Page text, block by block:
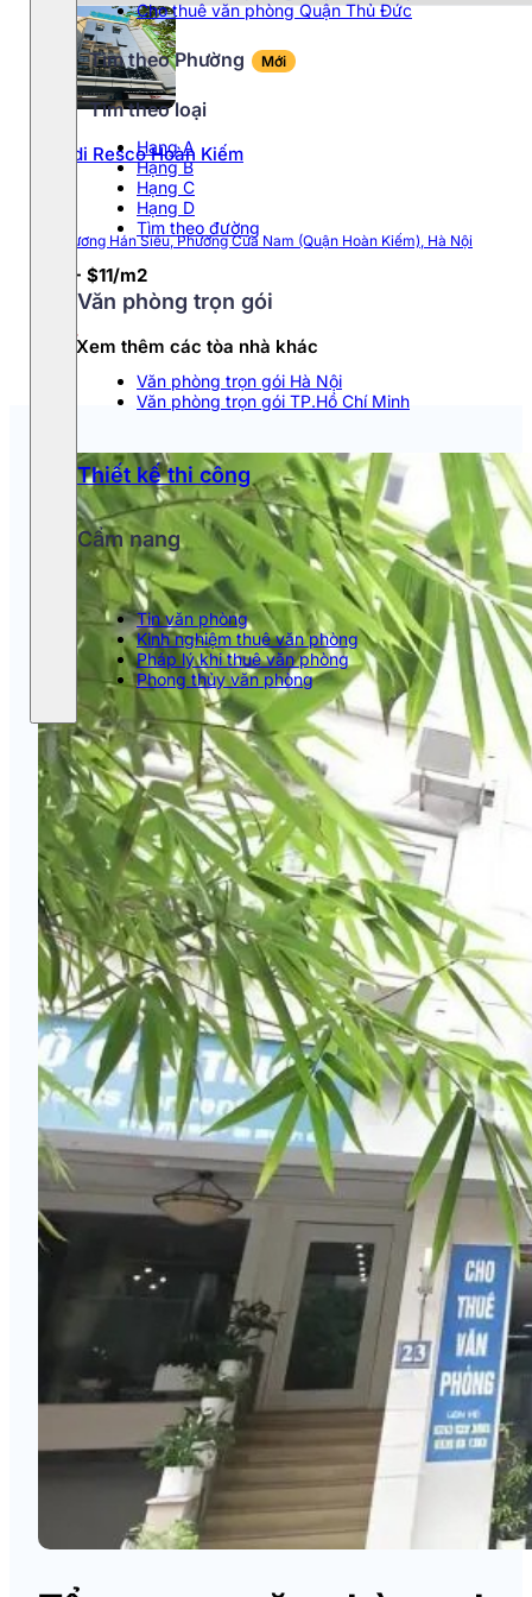
Cho thuê văn phòng Quận Thủ Đức
Tìm theo Phường Mới
Tìm theo loại
Hang A
Hạng B
Hạng C
Hạng D
Tìm theo đường
Văn phòng trọn gói
Văn phòng trọn gói Hà Nội
Văn phòng trọn gói TP.Hồ Chí Minh
Thiết kế thi công
Cẩm nang
Tin văn phòng
Kinh nghiệm thuê văn phòng
Pháp lý khi thuê văn phòng
Phong thủy văn phòng
Phường Cầu Giấy
Phường Ba Đình
Phường Đống Đa
Phường Ngọc Hà
Phường Từ Liêm
Handi Resco Hoàn Kiếm
25 Trương Hán Siêu, Phường Cửa Nam (Quận Hoàn Kiếm), Hà Nội
$10 - $11/m2
Xem thêm các tòa nhà khác